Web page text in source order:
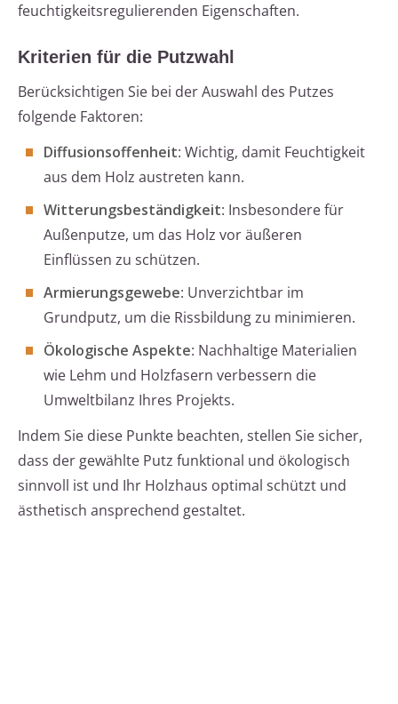
feuchtigkeitsregulierenden Eigenschaften.
Kriterien für die Putzwahl
Berücksichtigen Sie bei der Auswahl des Putzes
folgende Faktoren:
Diffusionsoffenheit: Wichtig, damit Feuchtigkeit
aus dem Holz austreten kann.
Witterungsbeständigkeit: Insbesondere für
Außenputze, um das Holz vor äußeren
Einflüssen zu schützen.
Armierungsgewebe: Unverzichtbar im
Grundputz, um die Rissbildung zu minimieren.
Ökologische Aspekte: Nachhaltige Materialien
wie Lehm und Holzfasern verbessern die
Umweltbilanz Ihres Projekts.
Indem Sie diese Punkte beachten, stellen Sie sicher,
dass der gewählte Putz funktional und ökologisch
sinnvoll ist und Ihr Holzhaus optimal schützt und
ästhetisch ansprechend gestaltet.